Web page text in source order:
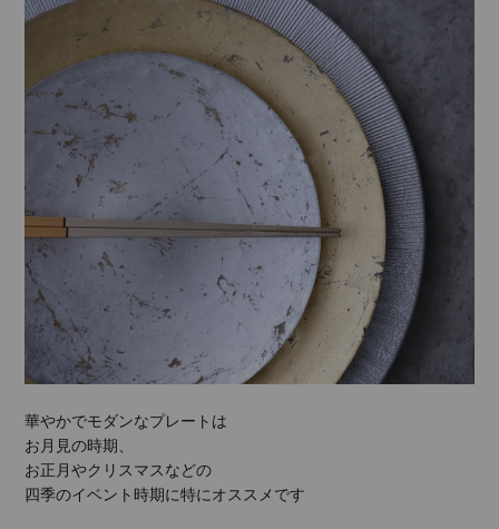
華やかでモダンなプレートは
お月見の時期、
お正月やクリスマスなどの
四季のイベント時期に特にオススメです